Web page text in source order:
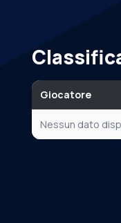
Giocatore
Nessun dato